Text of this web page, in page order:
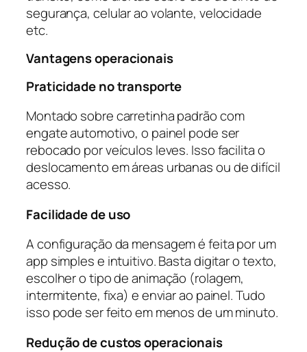
segurança, celular ao volante, velocidade
etc.
Vantagens operacionais
Praticidade no transporte
Montado sobre carretinha padrão com
engate automotivo, o painel pode ser
rebocado por veículos leves. Isso facilita o
deslocamento em áreas urbanas ou de difícil
acesso.
Facilidade de uso
A configuração da mensagem é feita por um
app simples e intuitivo. Basta digitar o texto,
escolher o tipo de animação (rolagem,
intermitente, fixa) e enviar ao painel. Tudo
isso pode ser feito em menos de um minuto.
Redução de custos operacionais